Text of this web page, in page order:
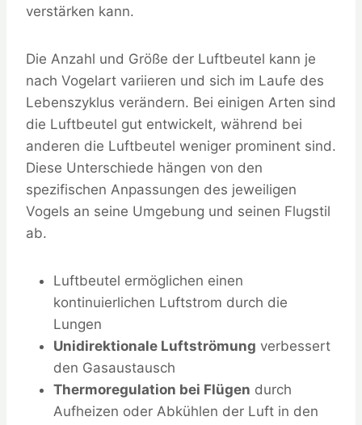
verstärken kann.
Die Anzahl und Größe der Luftbeutel kann je
nach Vogelart variieren und sich im Laufe des
Lebenszyklus verändern. Bei einigen Arten sind
die Luftbeutel gut entwickelt, während bei
anderen die Luftbeutel weniger prominent sind.
Diese Unterschiede hängen von den
spezifischen Anpassungen des jeweiligen
Vogels an seine Umgebung und seinen Flugstil
ab.
Luftbeutel ermöglichen einen
kontinuierlichen Luftstrom durch die
Lungen
Unidirektionale Luftströmung verbessert
den Gasaustausch
Thermoregulation bei Flügen durch
Aufheizen oder Abkühlen der Luft in den